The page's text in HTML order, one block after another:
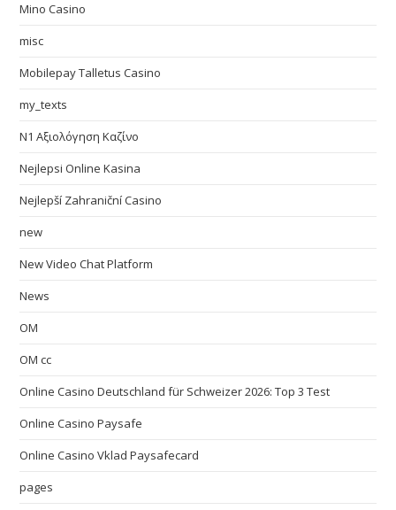
Mino Casino
misc
Mobilepay Talletus Casino
my_texts
N1 Αξιολόγηση Καζίνο
Nejlepsi Online Kasina
Nejlepší Zahraniční Casino
new
New Video Chat Platform
News
OM
OM cc
Online Casino Deutschland für Schweizer 2026: Top 3 Test
Online Casino Paysafe
Online Casino Vklad Paysafecard
pages